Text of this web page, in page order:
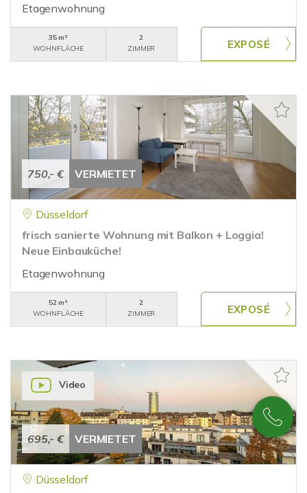
Etagenwohnung
35 m²
WOHNFLÄCHE
2
ZIMMER
750,- € VERMIETET
Düsseldorf
frisch sanierte Wohnung mit Balkon + Loggia!
Neue Einbauküche!
Etagenwohnung
52 m²
WOHNFLÄCHE
2
ZIMMER
695,- € VERMIETET
Video
Düsseldorf